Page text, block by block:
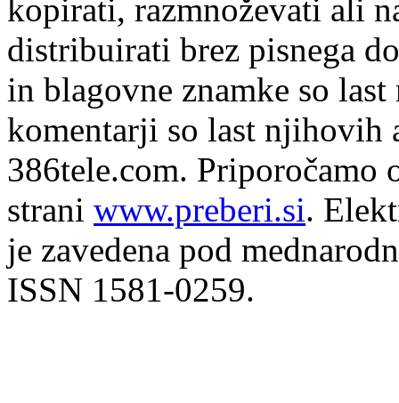
kopirati, razmnoževati ali
distribuirati brez pisnega
in blagovne znamke so
komentarji so last njihovih
386tele.com. Priporočamo
strani www.preberi.si.
je zavedena pod
ISSN 1581-0259.